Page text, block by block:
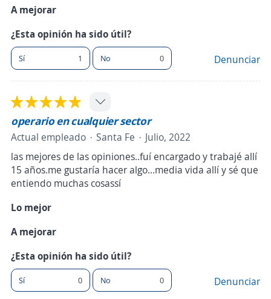
A mejorar
¿Esta opinión ha sido útil?
Sí 1 No 0 Denunciar
operario en cualquier sector
Actual empleado Santa Fe
Julio, 2022
las mejores de las opiniones..fuí encargado y trabajé allí
15 años.me gustaría hacer algo...media vida allí y sé que
entiendo muchas cosassí
Lo mejor
A mejorar
¿Esta opinión ha sido útil?
Sí 0 No 0 Denunciar